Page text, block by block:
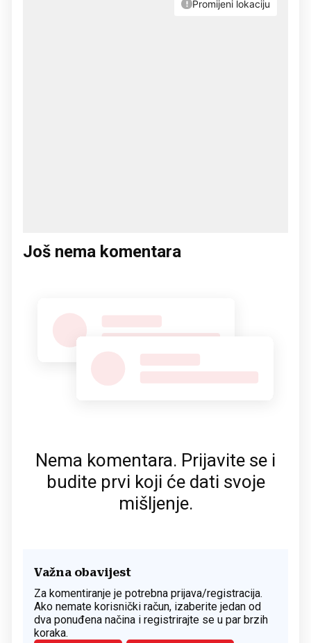
Još nema komentara
Nema komentara. Prijavite se i
budite prvi koji će dati svoje
mišljenje.
Važna obavijest
Za komentiranje je potrebna prijava/registracija.
Ako nemate korisnički račun, izaberite jedan od
dva ponuđena načina i registrirajte se u par brzih
koraka.